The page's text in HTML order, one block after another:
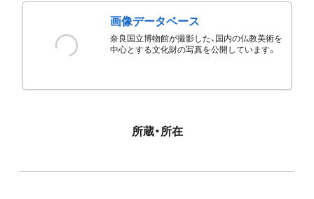
画像データベース
奈良国立博物館が撮影した、国内の仏教美術を
中心とする文化財の写真を公開しています。
所蔵・所在